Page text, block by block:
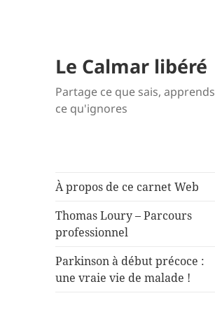
Le Calmar libéré
Partage ce que sais, apprends
ce qu'ignores
À propos de ce carnet Web
Thomas Loury – Parcours
professionnel
Parkinson à début précoce :
une vraie vie de malade !